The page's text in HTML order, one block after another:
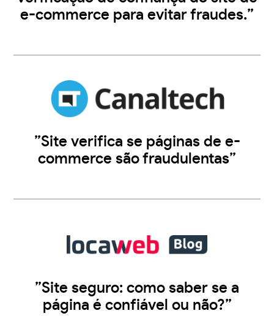
e-commerce para evitar fraudes.”
”Site verifica se páginas de e-
commerce são fraudulentas”
”Site seguro: como saber se a
página é confiável ou não?”